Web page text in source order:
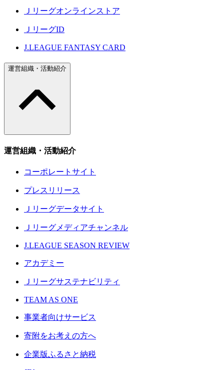
Ｊリーグオンラインストア
ＪリーグID
J.LEAGUE FANTASY CARD
運営組織・活動紹介
運営組織・活動紹介
コーポレートサイト
プレスリリース
Ｊリーグデータサイト
Ｊリーグメディアチャンネル
J.LEAGUE SEASON REVIEW
アカデミー
Ｊリーグサステナビリティ
TEAM AS ONE
事業者向けサービス
寄附をお考えの方へ
企業版ふるさと納税